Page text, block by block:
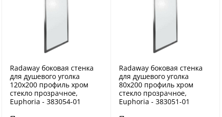
Radaway боковая стенка
для душевого уголка
120x200 профиль хром
стекло прозрачное,
Euphoria - 383054-01
Radaway боковая стенка
для душевого уголка
80x200 профиль хром
стекло прозрачное,
Euphoria - 383051-01